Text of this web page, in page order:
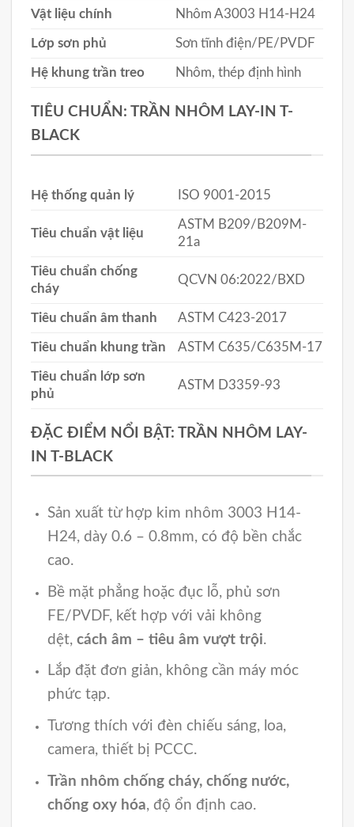
Vật liệu chính Nhôm A3003 H14-H24
Lớp sơn phủ Sơn tĩnh điện/PE/PVDF
Hệ khung trần treo Nhôm, thép định hình
TIÊU CHUẨN: TRẦN NHÔM LAY-IN T-
BLACK
Hệ thống quản lý ISO 9001-2015
Tiêu chuẩn vật liệu
ASTM B209/B209M-
21a
Tiêu chuẩn chống
cháy
QCVN 06:2022/BXD
Tiêu chuẩn âm thanh ASTM C423-2017
Tiêu chuẩn khung trần ASTM C635/C635M-17
Tiêu chuẩn lớp sơn
phủ
ASTM D3359-93
ĐẶC ĐIỂM NỔI BẬT: TRẦN NHÔM LAY-
IN T-BLACK
Sản xuất từ hợp kim nhôm 3003 H14-
H24, dày 0.6 – 0.8mm, có độ bền chắc
cao.
Bề mặt phẳng hoặc đục lỗ, phủ sơn
FE/PVDF, kết hợp với vải không
dệt, cách âm – tiêu âm vượt trội.
Lắp đặt đơn giản, không cần máy móc
phức tạp.
Tương thích với đèn chiếu sáng, loa,
camera, thiết bị PCCC.
Trần nhôm chống cháy, chống nước,
chống oxy hóa, độ ổn định cao.